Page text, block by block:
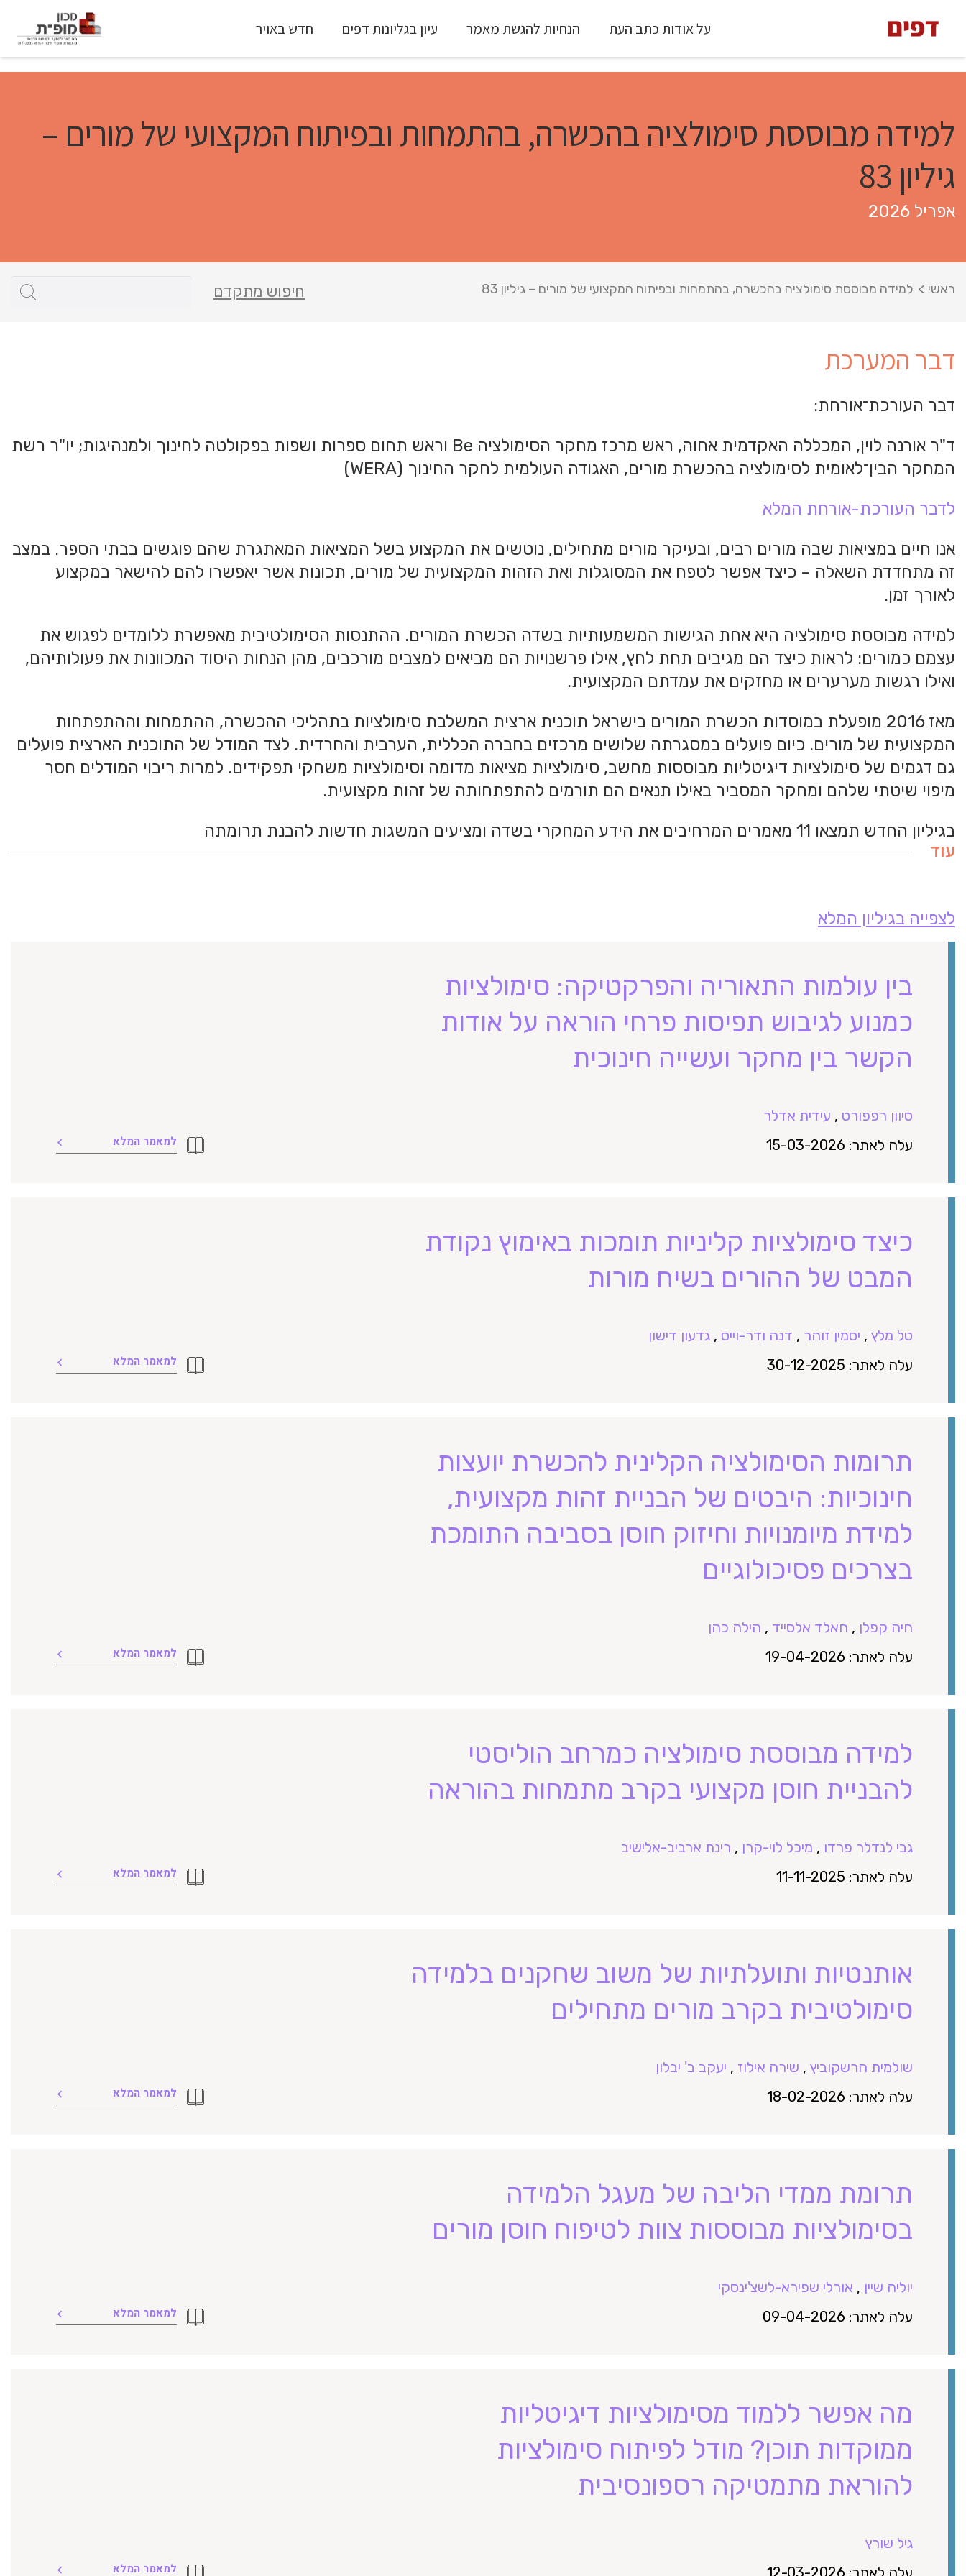
על אודות כתב העת הנחיות להגשת מאמר עיון בגליונות דפים חדש באויר
למידה מבוססת סימולציה בהכשרה, בהתמחות ובפיתוח המקצועי של מורים –
גיליון 83
אפריל 2026
ראשי > למידה מבוססת סימולציה בהכשרה, בהתמחות ובפיתוח המקצועי של מורים – גיליון 83 חיפוש מתקדם
דבר המערכת
דבר העורכת־אורחת:
ד"ר אורנה לוין, המכללה האקדמית אחוה, ראש מרכז מחקר הסימולציה Be וראש תחום ספרות ושפות בפקולטה לחינוך ולמנהיגות; יו"ר רשת
המחקר הבין־לאומית לסימולציה בהכשרת מורים, האגודה העולמית לחקר החינוך (WERA)
לדבר העורכת-אורחת המלא
אנו חיים במציאות שבה מורים רבים, ובעיקר מורים מתחילים, נוטשים את המקצוע בשל המציאות המאתגרת שהם פוגשים בבתי הספר. במצב
זה מתחדדת השאלה – כיצד אפשר לטפח את המסוגלות ואת הזהות המקצועית של מורים, תכונות אשר יאפשרו להם להישאר במקצוע
לאורך זמן.
למידה מבוססת סימולציה היא אחת הגישות המשמעותיות בשדה הכשרת המורים. ההתנסות הסימולטיבית מאפשרת ללומדים לפגוש את
עצמם כמורים: לראות כיצד הם מגיבים תחת לחץ, אילו פרשנויות הם מביאים למצבים מורכבים, מהן הנחות היסוד המכוונות את פעולותיהם,
ואילו רגשות מערערים או מחזקים את עמדתם המקצועית.
מאז 2016 מופעלת במוסדות הכשרת המורים בישראל תוכנית ארצית המשלבת סימולציות בתהליכי ההכשרה, ההתמחות וההתפתחות
המקצועית של מורים. כיום פועלים במסגרתה שלושים מרכזים בחברה הכללית, הערבית והחרדית. לצד המודל של התוכנית הארצית פועלים
גם דגמים של סימולציות דיגיטליות מבוססות מחשב, סימולציות מציאות מדומה וסימולציות משחקי תפקידים. למרות ריבוי המודלים חסר
מיפוי שיטתי שלהם ומחקר המסביר באילו תנאים הם תורמים להתפתחותה של זהות מקצועית.
בגיליון החדש תמצאו 11 מאמרים המרחיבים את הידע המחקרי בשדה ומציעים המשגות חדשות להבנת תרומתה
עוד
לצפייה בגיליון המלא
בין עולמות התאוריה והפרקטיקה: סימולציות
כמנוע לגיבוש תפיסות פרחי הוראה על אודות
הקשר בין מחקר ועשייה חינוכית
סיוון רפפורט , עידית אדלר
עלה לאתר: 15-03-2026
למאמר המלא
כיצד סימולציות קליניות תומכות באימוץ נקודת
המבט של ההורים בשיח מורות
טל מלץ , יסמין זוהר , דנה ודר-וייס , גדעון דישון
עלה לאתר: 30-12-2025
למאמר המלא
תרומות הסימולציה הקלינית להכשרת יועצות
חינוכיות: היבטים של הבניית זהות מקצועית,
למידת מיומנויות וחיזוק חוסן בסביבה התומכת
בצרכים פסיכולוגיים
חיה קפלן , חאלד אלסייד , הילה כהן
עלה לאתר: 19-04-2026
למאמר המלא
למידה מבוססת סימולציה כמרחב הוליסטי
להבניית חוסן מקצועי בקרב מתמחות בהוראה
גבי לנדלר פרדו , מיכל לוי-קרן , רינת ארביב-אלישיב
עלה לאתר: 11-11-2025
למאמר המלא
אותנטיות ותועלתיות של משוב שחקנים בלמידה
סימולטיבית בקרב מורים מתחילים
שולמית הרשקוביץ , שירה אילוז , יעקב ב' יבלון
עלה לאתר: 18-02-2026
למאמר המלא
תרומת ממדי הליבה של מעגל הלמידה
בסימולציות מבוססות צוות לטיפוח חוסן מורים
יוליה שיין , אורלי שפירא-לשצ'ינסקי
עלה לאתר: 09-04-2026
למאמר המלא
מה אפשר ללמוד מסימולציות דיגיטליות
ממוקדות תוכן? מודל לפיתוח סימולציות
להוראת מתמטיקה רספונסיבית
גיל שורץ
עלה לאתר: 12-03-2026
למאמר המלא